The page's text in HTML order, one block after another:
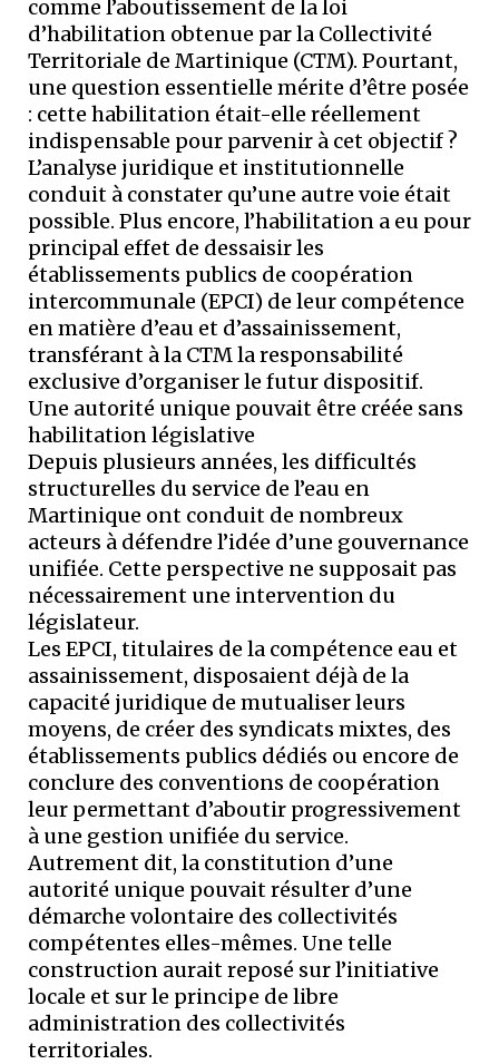
comme l’aboutissement de la loi
d’habilitation obtenue par la Collectivité
Territoriale de Martinique (CTM). Pourtant,
une question essentielle mérite d’être posée
: cette habilitation était-elle réellement
indispensable pour parvenir à cet objectif ?
L’analyse juridique et institutionnelle
conduit à constater qu’une autre voie était
possible. Plus encore, l’habilitation a eu pour
principal effet de dessaisir les
établissements publics de coopération
intercommunale (EPCI) de leur compétence
en matière d’eau et d’assainissement,
transférant à la CTM la responsabilité
exclusive d’organiser le futur dispositif.
Une autorité unique pouvait être créée sans
habilitation législative
Depuis plusieurs années, les difficultés
structurelles du service de l’eau en
Martinique ont conduit de nombreux
acteurs à défendre l’idée d’une gouvernance
unifiée. Cette perspective ne supposait pas
nécessairement une intervention du
législateur.
Les EPCI, titulaires de la compétence eau et
assainissement, disposaient déjà de la
capacité juridique de mutualiser leurs
moyens, de créer des syndicats mixtes, des
établissements publics dédiés ou encore de
conclure des conventions de coopération
leur permettant d’aboutir progressivement
à une gestion unifiée du service.
Autrement dit, la constitution d’une
autorité unique pouvait résulter d’une
démarche volontaire des collectivités
compétentes elles-mêmes. Une telle
construction aurait reposé sur l’initiative
locale et sur le principe de libre
administration des collectivités
territoriales.